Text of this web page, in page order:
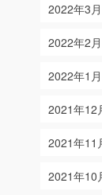
2022年3月
2022年2月
2022年1月
2021年12
2021年11
2021年10